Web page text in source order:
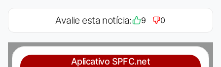
Avalie esta notícia: 9 0
Aplicativo SPFC.net